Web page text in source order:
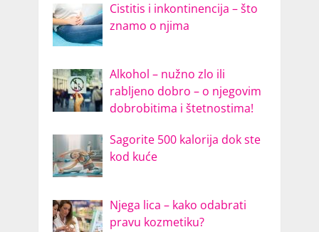
Cistitis i inkontinencija – što
znamo o njima
Alkohol – nužno zlo ili
rabljeno dobro – o njegovim
dobrobitima i štetnostima!
Sagorite 500 kalorija dok ste
kod kuće
Njega lica – kako odabrati
pravu kozmetiku?